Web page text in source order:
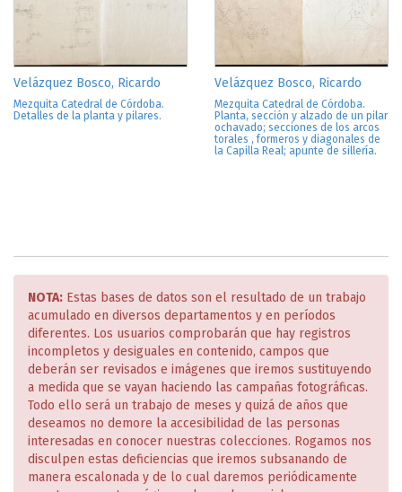
Velázquez Bosco, Ricardo
Mezquita Catedral de Córdoba.
Detalles de la planta y pilares.
Velázquez Bosco, Ricardo
Mezquita Catedral de Córdoba.
Planta, sección y alzado de un pilar
ochavado; secciones de los arcos
torales , formeros y diagonales de
la Capilla Real; apunte de sillería.
NOTA: Estas bases de datos son el resultado de un trabajo
acumulado en diversos departamentos y en períodos
diferentes. Los usuarios comprobarán que hay registros
incompletos y desiguales en contenido, campos que
deberán ser revisados e imágenes que iremos sustituyendo
a medida que se vayan haciendo las campañas fotográficas.
Todo ello será un trabajo de meses y quizá de años que
deseamos no demore la accesibilidad de las personas
interesadas en conocer nuestras colecciones. Rogamos nos
disculpen estas deficiencias que iremos subsanando de
manera escalonada y de lo cual daremos periódicamente